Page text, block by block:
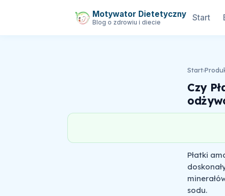
Motywator Dietetyczny
Blog o zdrowiu i diecie Start
Start›
Czy
Płatki
sodu.